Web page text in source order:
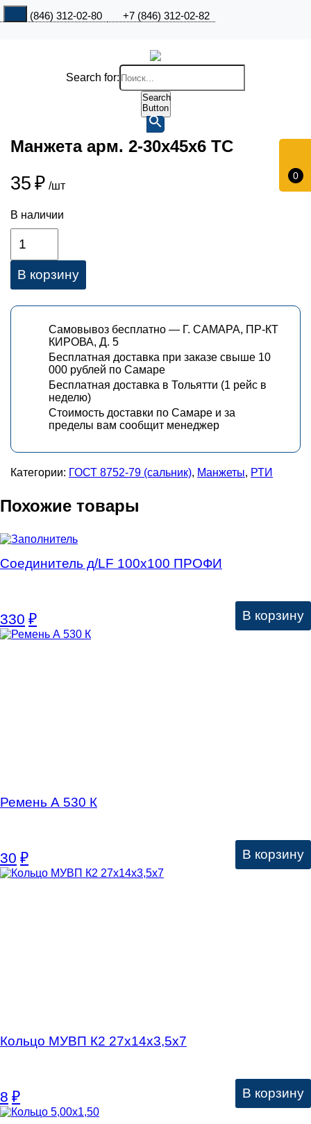
+7 (846) 312-02-80 +7 (846) 312-02-82
0
Search for:
Search
Button
Манжета арм. 2-30х45х6 ТС
35 ₽ /шт
В наличии
В корзину
Самовывоз бесплатно — Г. САМАРА, ПР-КТ
КИРОВА, Д. 5
Бесплатная доставка при заказе свыше 10
000 рублей по Самаре
Бесплатная доставка в Тольятти (1 рейс в
неделю)
Стоимость доставки по Самаре и за
пределы вам сообщит менеджер
Категории: ГОСТ 8752-79 (сальник), Манжеты, РТИ
Похожие товары
Соединитель д/LF 100х100 ПРОФИ
330 ₽ В корзину
Ремень А 530 К
30 ₽ В корзину
Кольцо МУВП К2 27х14х3,5х7
8 ₽ В корзину